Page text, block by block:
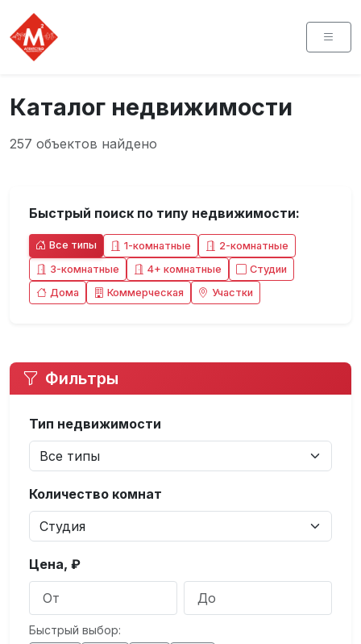
Каталог недвижимости
257 объектов найдено
Быстрый поиск по типу недвижимости:
Все типы 1-комнатные
2-комнатные
3-комнатные
4+ комнатные
Студии
Дома
Коммерческая Участки
Фильтры
Тип недвижимости
Количество комнат
Цена, ₽
Быстрый выбор: